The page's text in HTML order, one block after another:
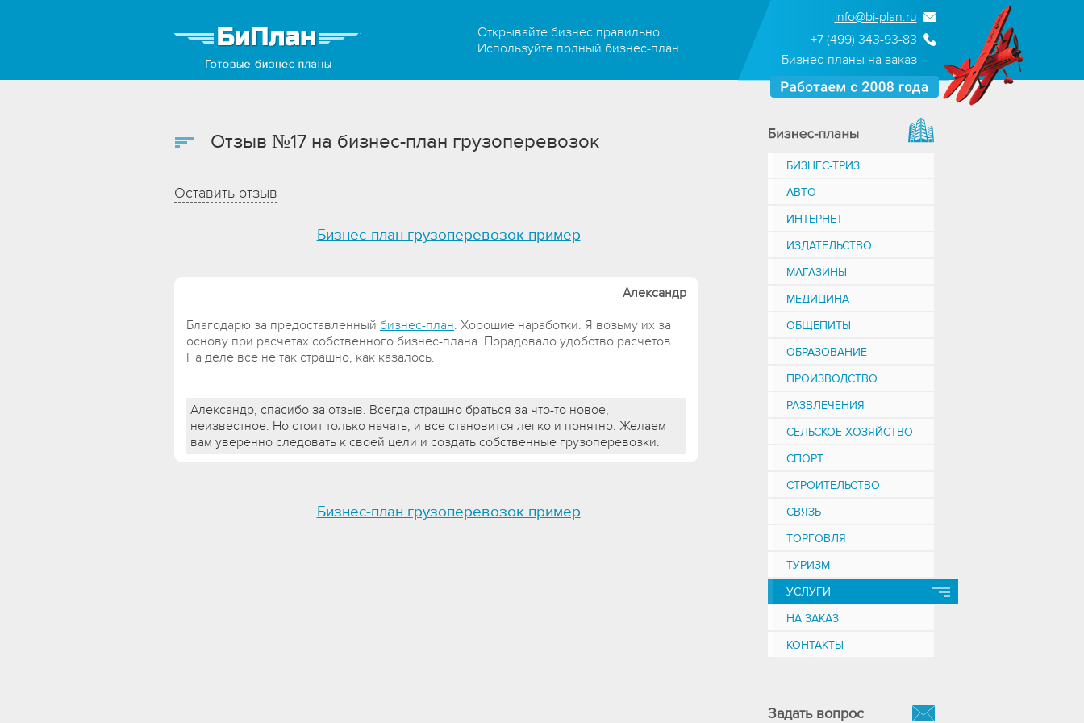
Открывайте бизнес правильно
Используйте полный бизнес-план
info@bi-plan.ru
+7 (499) 343-93-83
Бизнес-планы на заказ
Отзыв №17 на бизнес-план грузоперевозок
Оставить отзыв
Бизнес-план грузоперевозок пример
Александр
Благодарю за предоставленный бизнес-план. Хорошие наработки. Я возьму их за
основу при расчетах собственного бизнес-плана. Порадовало удобство расчетов.
На деле все не так страшно, как казалось.
Александр, спасибо за отзыв. Всегда страшно браться за что-то новое,
неизвестное. Но стоит только начать, и все становится легко и понятно. Желаем
вам уверенно следовать к своей цели и создать собственные грузоперевозки.
Бизнес-план грузоперевозок пример
БИЗНЕС-ТРИЗ
АВТО
ИНТЕРНЕТ
ИЗДАТЕЛЬСТВО
МАГАЗИНЫ
МЕДИЦИНА
ОБЩЕПИТЫ
ОБРАЗОВАНИЕ
ПРОИЗВОДСТВО
РАЗВЛЕЧЕНИЯ
СЕЛЬСКОЕ ХОЗЯЙСТВО
СПОРТ
СТРОИТЕЛЬСТВО
СВЯЗЬ
ТОРГОВЛЯ
ТУРИЗМ
УСЛУГИ
НА ЗАКАЗ
КОНТАКТЫ
Задать вопрос